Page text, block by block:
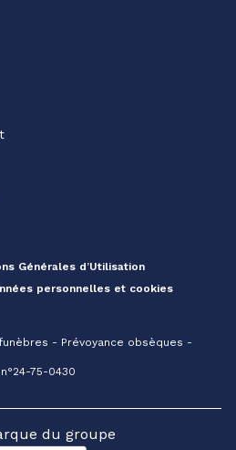
Générales d’Utilisation
personnelles et cookies
- Prévoyance obsèques -
75-0430
du groupe